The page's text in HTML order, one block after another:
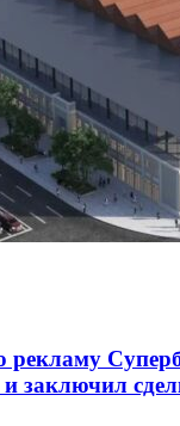
рекламу
заключил